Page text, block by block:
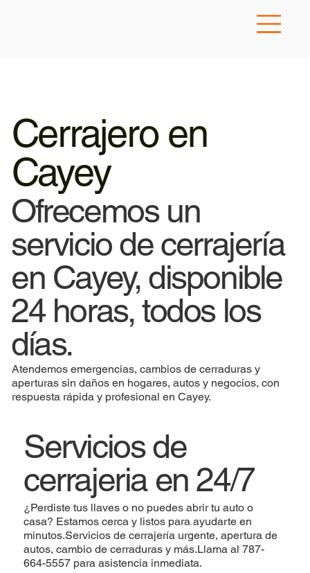
Servicios de
cerrajeria en 24/7
¿Perdiste tus llaves o no puedes abrir tu auto o
casa? Estamos cerca y listos para ayudarte en
minutos.Servicios de cerrajería urgente, apertura de
autos, cambio de cerraduras y más.Llama al 787-
664-5557 para asistencia inmediata.
Cerrajero en
Cayey
Ofrecemos un
servicio de cerrajería
en Cayey, disponible
24 horas, todos los
días.
Atendemos emergencias, cambios de cerraduras y
aperturas sin daños en hogares, autos y negocios, con
respuesta rápida y profesional en Cayey.